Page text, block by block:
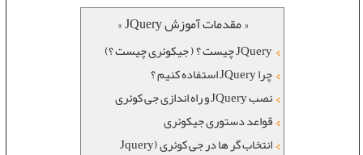
« مقدمات آموزش JQuery »
JQuery چیست ؟ ( جیکوئری چیست ؟)
چرا JQuery استفاده کنیم ؟
نصب JQuery و راه اندازی جی کوئری
قواعد دستوری جیکوئری
انتخاب گر ها در جی کوئری (Jquery